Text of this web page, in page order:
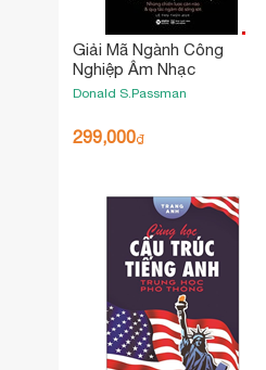
Giải Mã Ngành Công
Nghiệp Âm Nhạc
Donald S.Passman
299,000₫